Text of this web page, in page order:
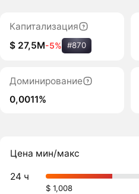
Капитализация
$ 27,5M-5% #870
Доминирование
0,0011%
Цена мин/макс
24 ч
$ 1,008